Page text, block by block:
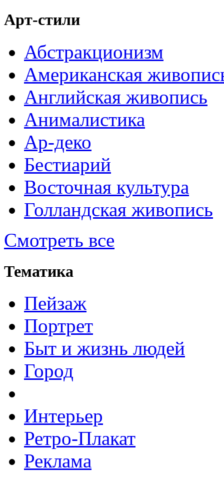
Арт-стили
Абстракционизм
Американская
Английская живопись
Анималистика
Ар-деко
Бестиарий
Восточная культура
Голландская живопись
Смотреть все
Тематика
Пейзаж
Портрет
Быт и жизнь людей
Город
Интерьер
Ретро-Плакат
Реклама